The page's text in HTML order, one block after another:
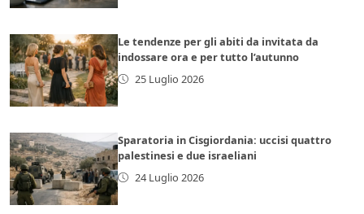
Le tendenze per gli abiti da invitata da
indossare ora e per tutto l’autunno
25 Luglio 2026
Sparatoria in Cisgiordania: uccisi quattro
palestinesi e due israeliani
24 Luglio 2026